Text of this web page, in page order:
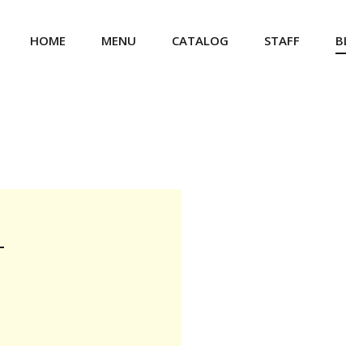
HOME MENU CATALOG STAFF